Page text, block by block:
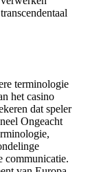
terminologie
het casino
dat speler
Ongeacht
communicatie.